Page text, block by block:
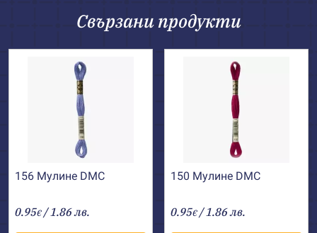
Свързани продукти
156 Мулине DMC
0.95€ / 1.86 лв.
150 Мулине DMC
0.95€ / 1.86 лв.